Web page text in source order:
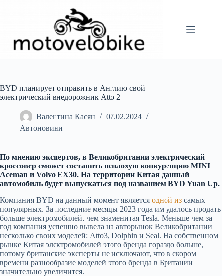
BYD планирует отправить в Англию свой
электрический внедорожник Atto 2
Валентина Касян
07.02.2024
Автоновини
По мнению экспертов, в Великобритании электрический
кроссовер сможет составить неплохую конкуренцию MINI
Aceman и Volvo EX30. На территории Китая данный
автомобиль будет выпускаться под названием BYD Yuan Up.
Компания BYD на данный момент является одной из самых
популярных. За последние месяцы 2023 года им удалось продать
больше электромобилей, чем знаменитая Tesla. Меньше чем за
год компания успешно вывела на авторынок Великобритании
несколько своих моделей: Atto3, Dolphin и Seal. На собственном
рынке Китая электромобилей этого бренда гораздо больше,
потому британские эксперты не исключают, что в скором
времени разнообразие моделей этого бренда в Британии
значительно увеличится.